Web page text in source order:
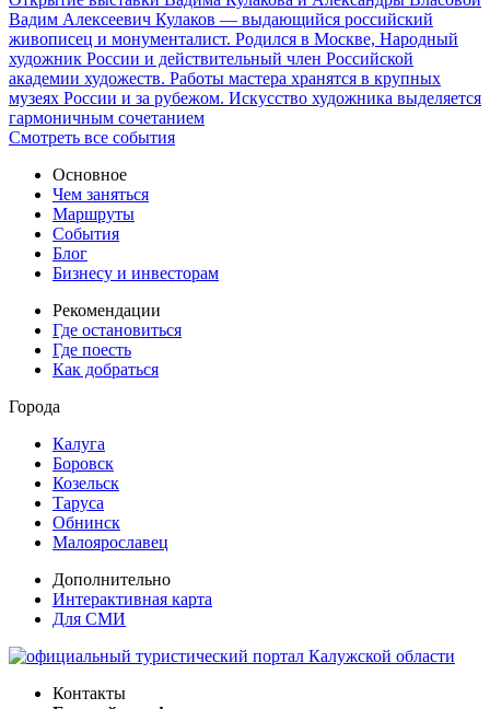
Вадим Алексеевич Кулаков — выдающийся российский
живописец и монументалист. Родился в Москве, Народный
художник России и действительный член Российской
академии художеств. Работы мастера хранятся в крупных
музеях России и за рубежом. Искусство художника выделяется
гармоничным сочетанием
Смотреть все события
Основное
Чем заняться
Маршруты
События
Блог
Бизнесу и инвесторам
Рекомендации
Где остановиться
Где поесть
Как добраться
Города
Калуга
Боровск
Козельск
Таруса
Обнинск
Малоярославец
Дополнительно
Интерактивная карта
Для СМИ
Контакты